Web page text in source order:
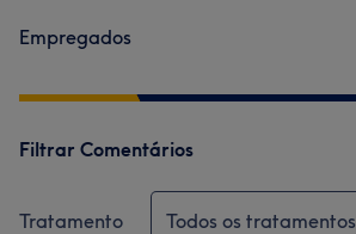
Empregados
Filtrar Comentários
Tratamento Todos os tratamentos